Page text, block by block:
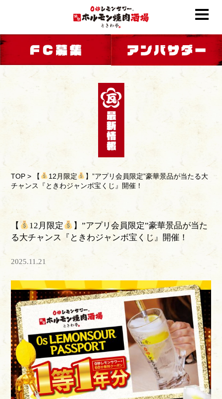
TOP > 【 12月限定
】”アプリ会員限定”豪華景品が当たる大
チャンス『ときわジャンボ宝くじ』開催！
【 12月限定
】”アプリ会員限定”豪華景品が当た
る大チャンス『ときわジャンボ宝くじ』開催！
2025.11.21